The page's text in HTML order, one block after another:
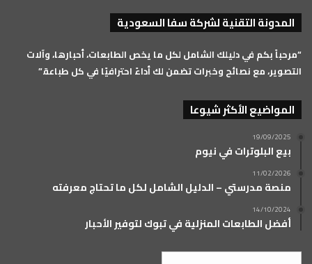
المدونة التقنية لشركة سفا السعودية
“مرحباً بكم في دليلك الشامل لكل ما يخص الطابعات، أحبارها، وآلات
التصوير، مع نصائح وخبرات تضمن لك أداءً احترافيًا في كل طباعة.”
المواضيع الأكثر شيوعا
19/09/2025
بيع البلوترات في نيوم
11/02/2026
منصة مدرستي – الدليل الشامل لكل ما تحتاج معرفته
14/10/2024
أفضل الطابعات المنزلية في تبوك لتوفير الأحبار